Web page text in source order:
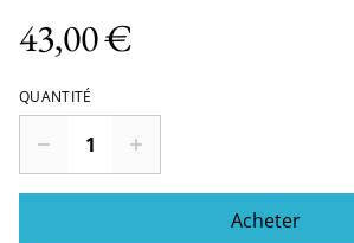
43,00 €
QUANTITÉ
Acheter